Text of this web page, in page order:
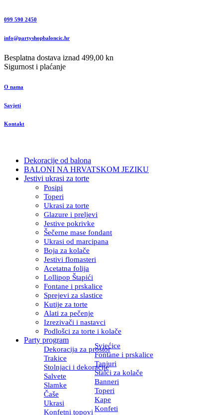
099 590 2450
info@partyshopbaloncic.hr
Besplatna dostava iznad 499,00 kn
Sigurnost i plaćanje
O nama
Savjeti
Kontakt
Dekoracije od balona
BALONI NA HRVATSKOM JEZIKU
Jestivi ukrasi za torte
Posipi
Toperi
Ukrasi za torte
Glazure i preljevi
Jestive pokrivke
Šečerne mase fondant
Ukrasi od marcipana
Boja za kolače
Jestivi flomasteri
Acetatna folija
Lollipop Štapići
Fontane i prskalice
Sprejevi za slastice
Kutije za torte
Alati za pečenje
Izrezivači i nastavci
Podlošci za torte i kolače
Party program
Dekoracija za prostor
Svjećice
Trakice
Fontane i prskalice
Stolnjaci i dekoracije
Tanjuri
Salvete
Stalci za kolače
Slamke
Banneri
Čaše
Toperi
Ukrasi
Kape
Konfetni topovi Konfeti